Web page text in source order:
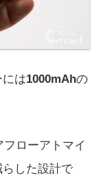
は1000mAhの
ローアトマイ
した設計で